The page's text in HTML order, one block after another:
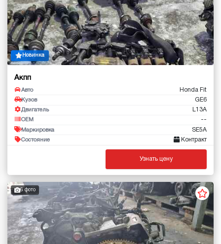
Новинка
Акпп
Авто Honda Fit
Кузов GE6
Двигатель L13A
OEM --
Маркировка SE5A
Состояние Контракт
Узнать цену
6 фото